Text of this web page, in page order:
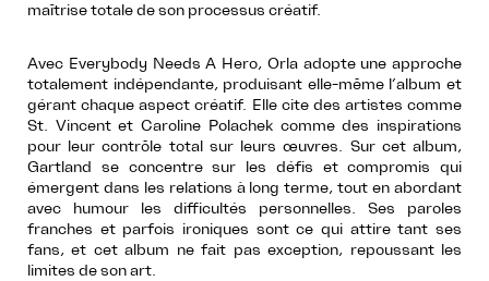
maîtrise totale de son processus créatif.
Avec Everybody Needs A Hero, Orla adopte une approche
totalement indépendante, produisant elle-même l’album et
gérant chaque aspect créatif. Elle cite des artistes comme
St. Vincent et Caroline Polachek comme des inspirations
pour leur contrôle total sur leurs œuvres. Sur cet album,
Gartland se concentre sur les défis et compromis qui
émergent dans les relations à long terme, tout en abordant
avec humour les difficultés personnelles. Ses paroles
franches et parfois ironiques sont ce qui attire tant ses
fans, et cet album ne fait pas exception, repoussant les
limites de son art.